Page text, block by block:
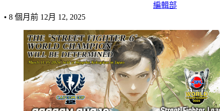
編輯部
• 8 個月前 12月 12, 2025